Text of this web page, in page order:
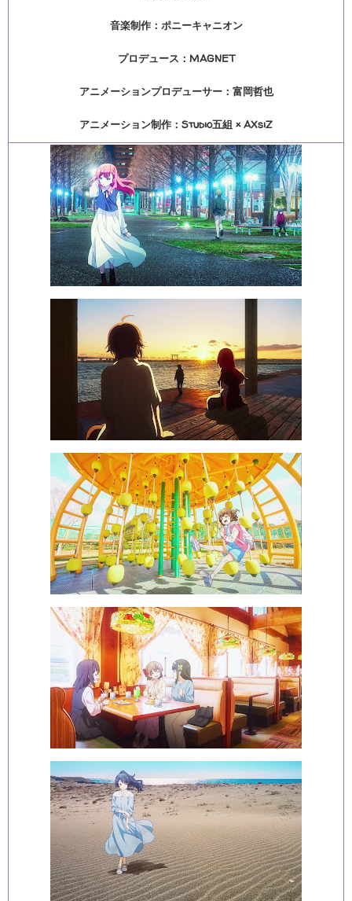
音楽制作：ポニーキャニオン
プロデュース：MAGNET
アニメーションプロデューサー：富岡哲也
アニメーション制作：Studio五組 × AXsiZ